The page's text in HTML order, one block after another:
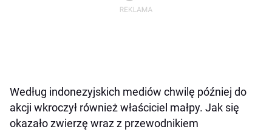
Według indonezyjskich mediów chwilę później do
akcji wkroczył również właściciel małpy. Jak się
okazało zwierzę wraz z przewodnikiem